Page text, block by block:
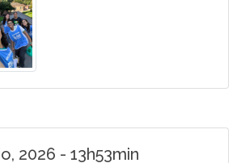
2026 - 13h53min